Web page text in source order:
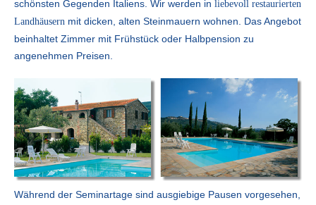
schönsten Gegenden Italiens. Wir werden in liebevoll restaurierten
Landhäusern mit dicken, alten Steinmauern wohnen. Das Angebot
beinhaltet Zimmer mit Frühstück oder Halbpension zu
angenehmen Preisen.
Während der Seminartage sind ausgiebige Pausen vorgesehen,